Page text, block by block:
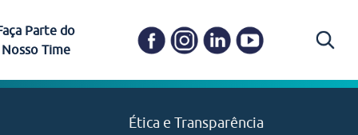
Ética e Transparência
Carapicuíba
Parte do
Nosso Time